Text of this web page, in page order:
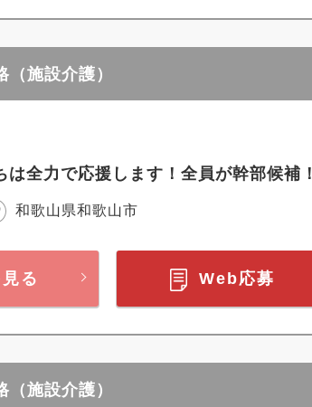
施設介護）
全力で応援します！全員が幹部候補！
和歌山県和歌山市
る Web応募
施設介護）